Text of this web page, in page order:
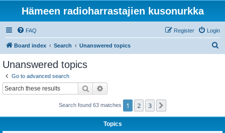
Hämeen radioharrastajien kusonurkka
FAQ Login
Register
Board index Search Unanswered topics
Unanswered topics
Go to advanced search
Search
Search found 63 matches 1 2 3
Topics